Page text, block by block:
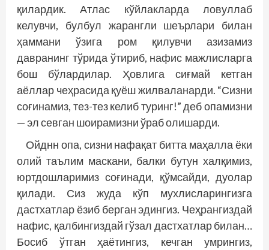
қилардик. Атлас кўйлакларда ловуллаб
келувчи, булбул жарангли шеърлари билан
ҳаммани ўзига ром қилувчи азизамиз
давранинг тўрида ўтириб, нафис мажлисларга
бош бўлардилар. Ҳовлига сиғмай кетган
аёллар чеҳрасида қуёш жилваланарди. “Сизни
соғинамиз, тез-тез келиб туринг!” деб опамизни
— эл севган шоирамизни ўраб олишарди.
Ойднн опа, сизни нафақат битта маҳалла ёки
олий таълим маскани, балки бутун халқимиз,
юртдошларимиз соғинади, қўмсайди, дуолар
қилади. Сиз жуда кўп мухлисларингизга
дастхатлар ёзиб берган эдингиз. Чеҳрангиздай
нафис, қалбингиздай гўзал дастхатлар билан…
Босиб ўтган ҳаётингиз, кечган умрингиз,